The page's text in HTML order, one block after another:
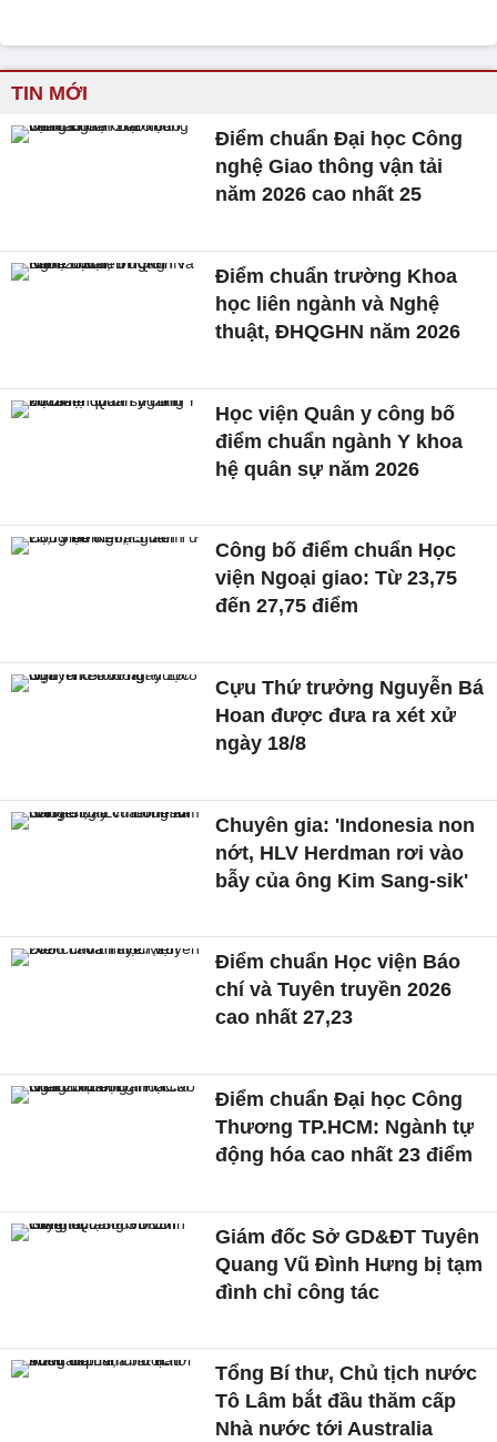
TIN MỚI
Điểm chuẩn Đại học Công
nghệ Giao thông vận tải
năm 2026 cao nhất 25
Điểm chuẩn trường Khoa
học liên ngành và Nghệ
thuật, ĐHQGHN năm 2026
Học viện Quân y công bố
điểm chuẩn ngành Y khoa
hệ quân sự năm 2026
Công bố điểm chuẩn Học
viện Ngoại giao: Từ 23,75
đến 27,75 điểm
Cựu Thứ trưởng Nguyễn Bá
Hoan được đưa ra xét xử
ngày 18/8
Chuyên gia: 'Indonesia non
nớt, HLV Herdman rơi vào
bẫy của ông Kim Sang-sik'
Điểm chuẩn Học viện Báo
chí và Tuyên truyền 2026
cao nhất 27,23
Điểm chuẩn Đại học Công
Thương TP.HCM: Ngành tự
động hóa cao nhất 23 điểm
Giám đốc Sở GD&ĐT Tuyên
Quang Vũ Đình Hưng bị tạm
đình chỉ công tác
Tổng Bí thư, Chủ tịch nước
Tô Lâm bắt đầu thăm cấp
Nhà nước tới Australia